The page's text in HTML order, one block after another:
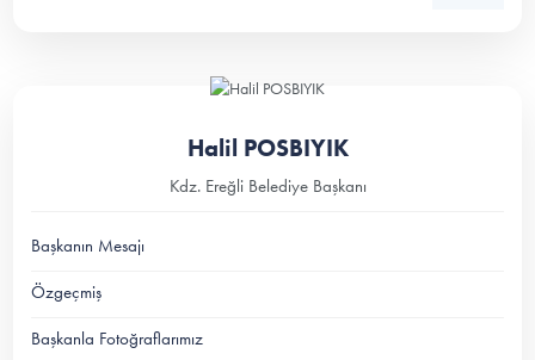
Halil POSBIYIK
Kdz. Ereğli Belediye Başkanı
Başkanın Mesajı
Özgeçmiş
Başkanla Fotoğraflarımız